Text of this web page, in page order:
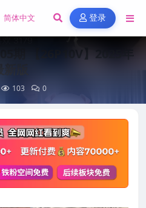
登录
期 【26P10V】2025年
版
103 0